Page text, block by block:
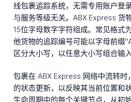
线包裹追踪系统，无需专用账户登
与服务等级无关。ABX Express 货
15位字母数字字符组成。常见格式
他货物的追踪编号可能以字母前缀
区分大小写，以任意大小写组合输
包裹在 ABX Express 网络中流转时
的状态更新，以反映其当前位置和
生命周期中的每个关键节点，从初